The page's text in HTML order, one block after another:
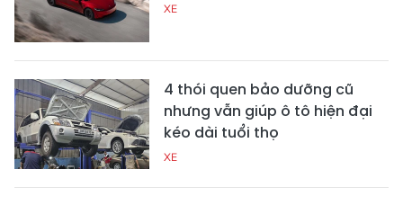
XE
4 thói quen bảo dưỡng cũ
nhưng vẫn giúp ô tô hiện đại
kéo dài tuổi thọ
XE